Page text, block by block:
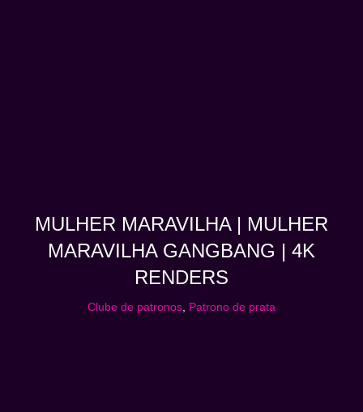
MULHER MARAVILHA | MULHER
MARAVILHA GANGBANG | 4K
RENDERS
Clube de patronos Patrono de prata